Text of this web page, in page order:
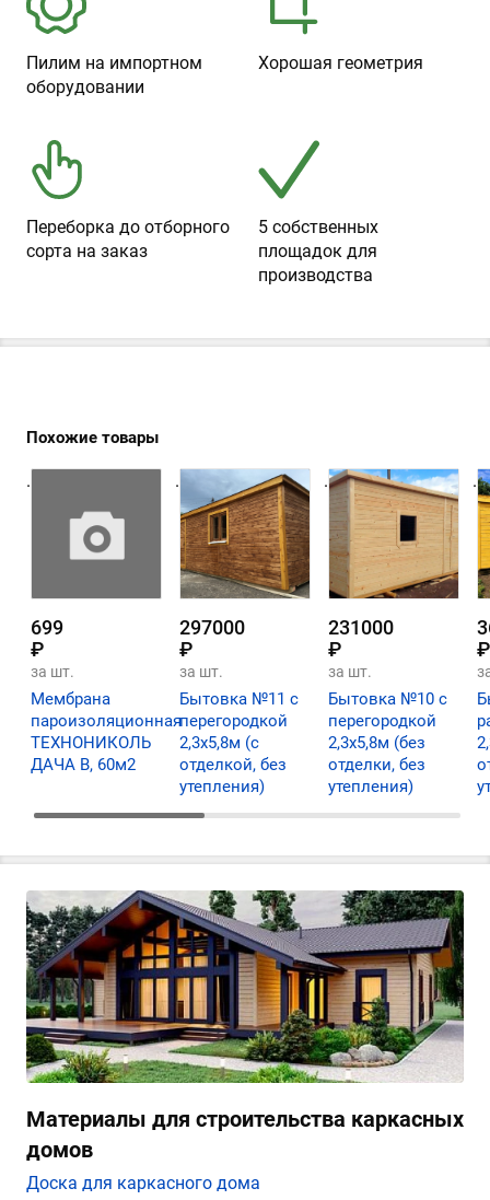
Пилим на импортном
оборудовании
Хорошая геометрия
Переборка до отборного
сорта на заказ
5 собственных
площадок для
производства
Похожие товары
.
699
₽
за шт.
Мембрана
пароизоляционная
ТЕХНОНИКОЛЬ
ДАЧА В, 60м2
.
297000
₽
за шт.
Бытовка №11 с
перегородкой
2,3х5,8м (с
отделкой, без
утепления)
.
231000
₽
за шт.
Бытовка №10 с
перегородкой
2,3х5,8м (без
отделки, без
утепления)
.
₽
Материалы для строительства каркасных
домов
Доска для каркасного дома